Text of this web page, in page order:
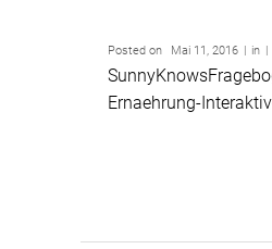
Posted on Mai 11, 2016 in
Ernaehrung-